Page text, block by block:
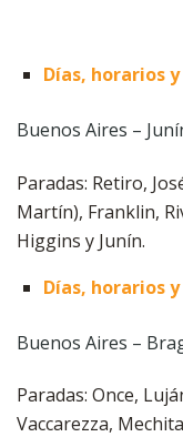
Días, horarios
Buenos Aires –
Paradas: Retiro,
Martín), Franklin,
Higgins y Junín.
Días, horarios
Buenos Aires –
Paradas: Once,
Vaccarezza,